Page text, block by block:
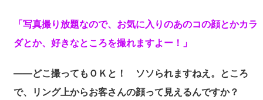
「写真撮り放題なので、お気に入りのあのコの顔とかカラ
ダとか、好きなところを撮れますよー！」
――どこ撮ってもＯＫと！ ソソられますねえ。ところ
で、リング上からお客さんの顔って見えるんですか？